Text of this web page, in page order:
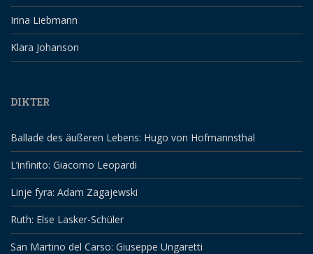
Irina Liebmann
Klara Johanson
DIKTER
Ballade des äußeren Lebens: Hugo von Hofmannsthal
L’infinito: Giacomo Leopardi
Linje fyra: Adam Zagajewski
Ruth: Else Lasker-Schüler
San Martino del Carso: Giuseppe Ungaretti